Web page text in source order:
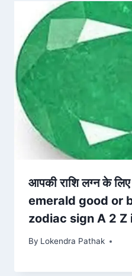
आपकी राशि लग्न के
emerald good or
zodiac sign A 2 Z
By Lokendra Pathak